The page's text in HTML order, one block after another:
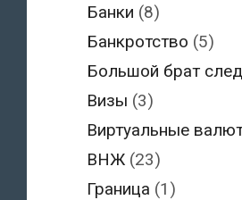
Банки (8)
Банкротство (5)
Большой брат
Визы (3)
Виртуальные
ВНЖ (23)
Граница (1)